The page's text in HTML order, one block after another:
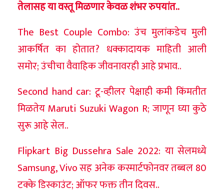
तेलासह या वस्तू मिळणार केवळ शंभर रुपयांत..
The Best Couple Combo: उंच मुलांकडेच मुली
आकर्षित का होतात? धक्कादायक माहिती आली
समोर; उंचीचा वैवाहिक जीवनावरही आहे प्रभाव..
Second hand car: टू-व्हीलर पेक्षाही कमी किंमतीत
मिळतेय Maruti Suzuki Wagon R; जाणून घ्या कुठे
सुरू आहे सेल..
Flipkart Big Dussehra Sale 2022: या सेलमध्ये
Samsung, Vivo सह अनेक कस्मार्टफोनवर तब्बल 80
टक्के डिस्काउंट; ऑफर फक्त तीन दिवस..